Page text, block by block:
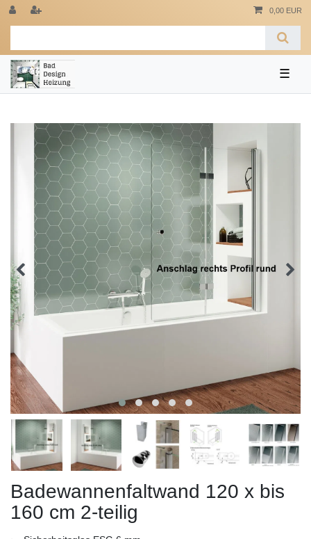
0,00 EUR
☰
Badewannenfaltwand 120 x bis
160 cm 2-teilig